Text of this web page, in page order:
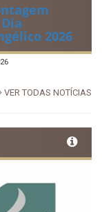
2026
VER TODAS NOTÍCIAS